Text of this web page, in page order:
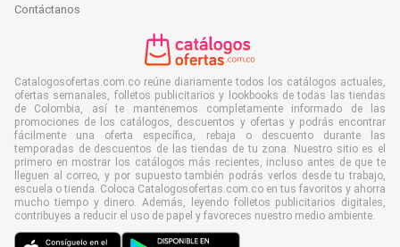
Contáctanos
Catalogosofertas.com.co reúne diariamente todos los catálogos actuales,
ofertas semanales, folletos publicitarios y lookbooks de todas las tiendas
de Colombia, así te mantenemos completamente informado de las
promociones de los catálogos, descuentos y ofertas y podrás encontrar
fácilmente una oferta específica, rebaja o descuento durante las
temporadas de descuentos de las tiendas de tu zona. Nuestro sitio es el
primero en mostrar los catálogos más recientes, incluso antes de que te
lleguen al correo, y por supuesto también podrás verlos desde tu trabajo,
escuela o tienda. Coloca Catalogosofertas.com.co en tus favoritos y ahorra
mucho tiempo y dinero. Además, leyendo folletos publicitarios digitales,
contribuyes a reducir el uso de papel y favoreces nuestro medio ambiente.